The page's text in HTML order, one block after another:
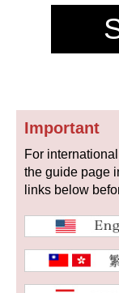
コンスタンタン
中古品
WEB限
Important
For
the guide page
links below